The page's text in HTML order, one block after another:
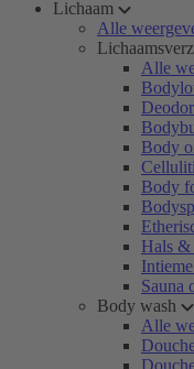
Lichaam
Alle
Alle
Body
Body
Hals &
Sauna
Body wash
Alle